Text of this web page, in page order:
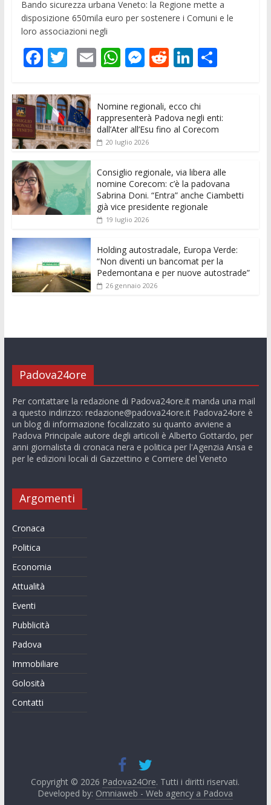
Bando sicurezza urbana Veneto: la Regione mette a
disposizione 650mila euro per sostenere i Comuni e le
loro associazioni negli
F
e
b
o
o
k
T
itt
er
E
l
W
s
A
p
p
M
ss
e
n
er
R
di
t
Li
k
e
dI
C
di
vi
Nomine regionali, ecco chi
rappresenterà Padova negli enti:
dall’Ater all’Esu fino al Corecom
20 luglio 2026
Consiglio regionale, via libera alle
nomine Corecom: c’è la padovana
Sabrina Doni. “Entra” anche Ciambetti
già vice presidente regionale
19 luglio 2026
Holding autostradale, Europa Verde:
“Non diventi un bancomat per la
Pedemontana e per nuove autostrade”
26 gennaio 2026
Padova24ore
Per contattare la redazione di Padova24ore.it manda una mail
a questo indirizzo: redazione@padova24ore.itPadova24ore è
un blog di informazione focalizzato su quanto avviene a
Padova Principale autore degli articoli è Alberto Gottardo, per
anni giornalista di cronaca nera e politica per l'Agenzia Ansa e
per le edizioni locali di Gazzettino e Corriere del Veneto
Argomenti
Cronaca
Politica
Economia
Attualità
Eventi
Pubblicità
Padova
Immobiliare
Golosità
Contatti
Copyright © 2026 Padova24Ore. Tutti i diritti riservati.
Developed by: Omniaweb - Web agency a Padova